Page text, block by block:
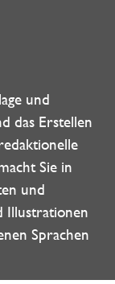
und
das Erstellen
Sie in
und
Illustrationen
Sprachen